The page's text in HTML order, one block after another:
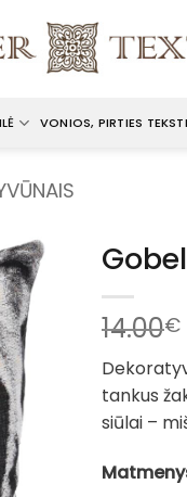
VONIOS, PIRTIES
14.00€
tankus
siūlai –